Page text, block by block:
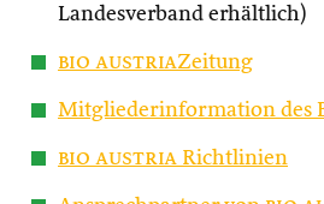
Landesverband erhältlich)
bio austriaZeitung
Mitgliederinformation des
bio austria Richtlinien